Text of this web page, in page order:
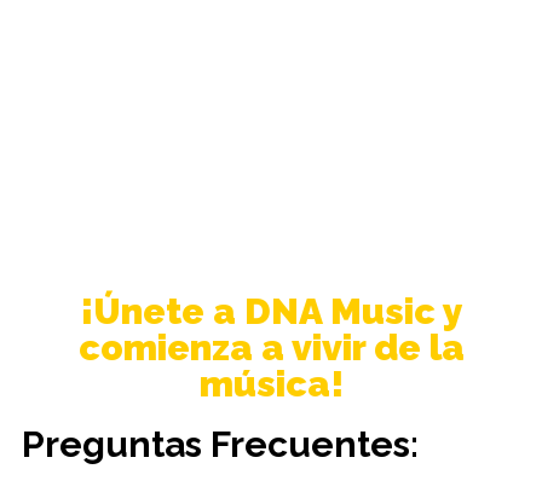
¡Únete a DNA Music y
comienza a vivir de la
música!
Preguntas Frecuentes: